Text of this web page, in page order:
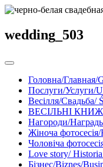
wedding_503
Головна/Главная/
Послуги/Услуги/
Весілля/Свадьба/
ВЕСІЛЬНІ
Нагороди/
Жіноча
Чоловіча
Love story/ Historia
Бізнес/Biznes/